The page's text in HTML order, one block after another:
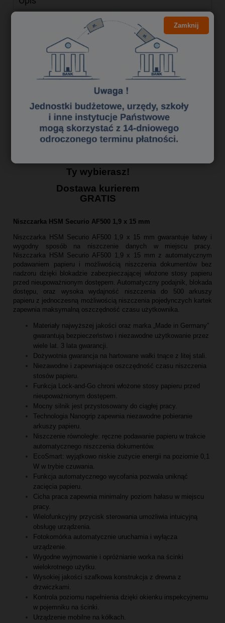
Informacje dodatkowe
Bezpieczeństwo
Produkty powiązane
Zamów
niszczarkę HSM
Securio AF500 1,9x15
mm i zyskaj:
Rabat aż 400 zł. lub
bony Sodexo w
Ty wybierasz!
Dostawa kurierem
GRATIS
Niszczarka HSM Securio AF500 1,9 x 15 mm
Niszczarka HSM Securio AF500 1,9 x 15 mm gwarantuje łatwy i
wygodny sposób na niszczenie danych w miejscu pracy.
Niszczarka HSM Securio AF500 1,9 x 15 mm z automatycznym
podawaniem papieru i możliwością niszczenia dokumentów bez
nadzoru dzięki blokadzie zabezpieczającej włożone stosy papieru
przed nieupoważnionym dostępem. Automatyczny podajnik, blokada
dostępu, oraz wysoka wydajność niszczenia do 500 arkuszy
papieru z jednoczesną możliwością niszczenia pojedynczych kartek
zapewnia maksymalną oszczędność czasu użytkownika.
Materiały najwyższej jakości oraz marka „Made in Germany”
gwarantują bezpieczeństwo i niezawodne użytkowanie przez
wiele lat. 3 lata gwarancji.
Dożywotnia gwarancja na hartowane wałki tnące z litej stali.
Niezawodne i zapewniające oszczędność czasu niszczenia
stosów papieru.
Funkcja Lock-and-Go chroni włożone stosy papieru przed
nieupoważnionym dostępem.
Mocny silnik jest przystosowany do ciągłej pracy.
Technologia Nanogrip zapewnia niezawodne pobieranie
arkuszy papieru.
Niszczenie równoległe: ręczne podawanie papieru w trakcie
automatycznego niszczenia dokumentów.
EcoSmart: wyjątkowo niskie zużycie energii na poziomie 0,1
W w trybie czuwania.
Funkcja automatycznego wycofania pozwala uniknąć
zacięcia papieru.
Cicha praca zapewnia minimalny poziom hałasu w miejscu
pracy.
Wielofunkcyjny przycisk sterowania umożliwia intuicyjną
obsługę urządzenia.
Fotokomórka automatycznie uruchamia i wyłącza
urządzenie.
Wygodne wyjmowanie i opróżnianie worka na ścinki
wielokrotnego użytku.
Wysokiej jakości szafkowa konstrukcja z drewna z
drzwiczkami.
Kontrola poziomu napełnienia dzięki okienku inspekcyjnemu
w pojemniku na ścinki.
Urządzenie mobilne na kółkach.
Zamknij